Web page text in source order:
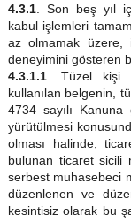
4.3.1. Son beş yıl
kabul işlemleri
az olmamak
deneyimini gösteren
4.3.1.1. Tüzel kişi
kullanılan belgenin,
4734 sayılı
yürütülmesi
olması halinde,
bulunan ticaret sicili
serbest muhasebeci
düzenlenen ve
kesintisiz olarak bu